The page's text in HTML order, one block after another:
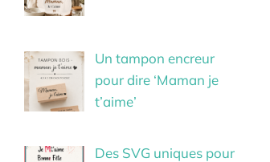
Un tampon encreur
pour dire ‘Maman je
t’aime’
Des SVG uniques pour